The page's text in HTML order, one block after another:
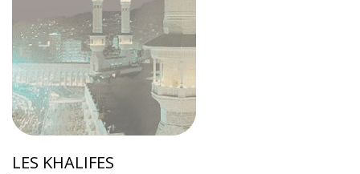
LES KHALIFES